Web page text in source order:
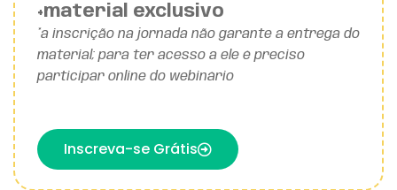
+material exclusivo
*a inscrição na jornada não garante a entrega do
material; para ter acesso a ele é preciso
participar online do webinário
Inscreva-se Grátis